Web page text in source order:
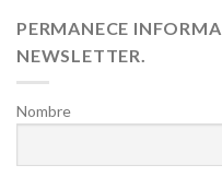
PERMANECE
NEWSLETTER.
Nombre